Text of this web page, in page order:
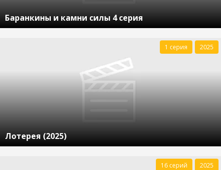
Баранкины и камни силы 4 серия
Лотерея (2025)
1 серия 2025
16 серий 2025